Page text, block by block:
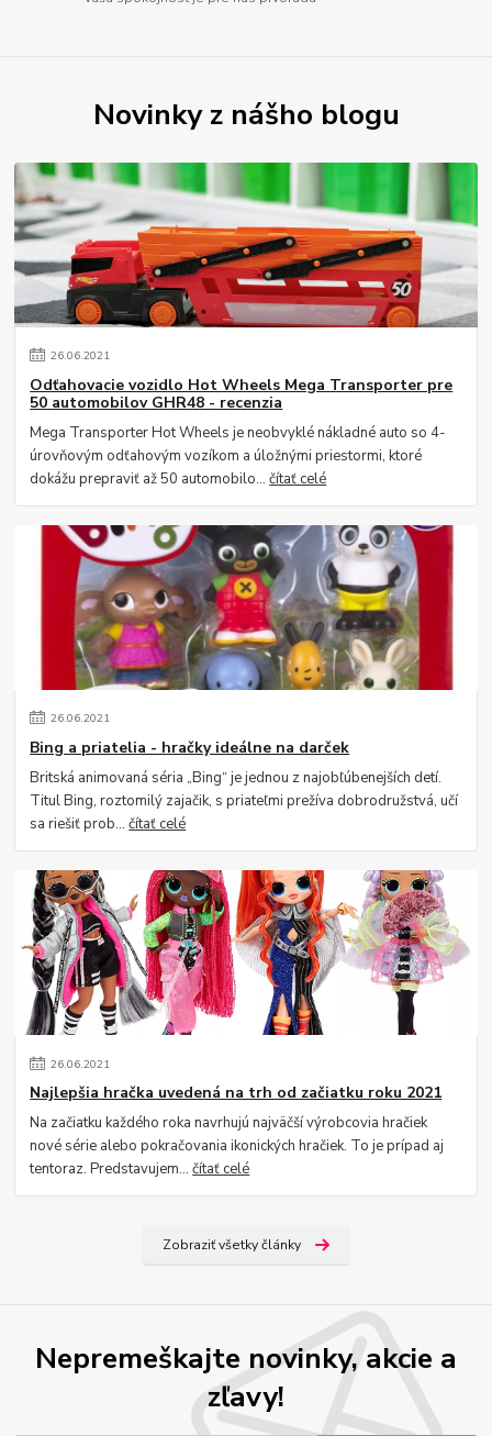
Novinky z nášho blogu
26.06.2021
Odťahovacie vozidlo Hot Wheels Mega Transporter pre
50 automobilov GHR48 - recenzia
Mega Transporter Hot Wheels je neobvyklé nákladné auto so 4-
úrovňovým odťahovým vozíkom a úložnými priestormi, ktoré
dokážu prepraviť až 50 automobilo...čítať celé
26.06.2021
Bing a priatelia - hračky ideálne na darček
Britská animovaná séria „Bing“ je jednou z najobľúbenejších detí.
Titul Bing, roztomilý zajačik, s priateľmi prežíva dobrodružstvá, učí
sa riešiť prob...čítať celé
26.06.2021
Najlepšia hračka uvedená na trh od začiatku roku 2021
Na začiatku každého roka navrhujú najväčší výrobcovia hračiek
nové série alebo pokračovania ikonických hračiek. To je prípad aj
tentoraz. Predstavujem...čítať celé
Zobraziť všetky články
Nepremeškajte novinky, akcie a
zľavy!